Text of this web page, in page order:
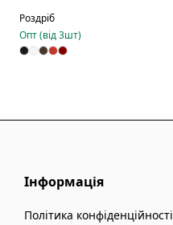
Роздріб
Опт (від3шт)
Інформація
Політика конфіденційності